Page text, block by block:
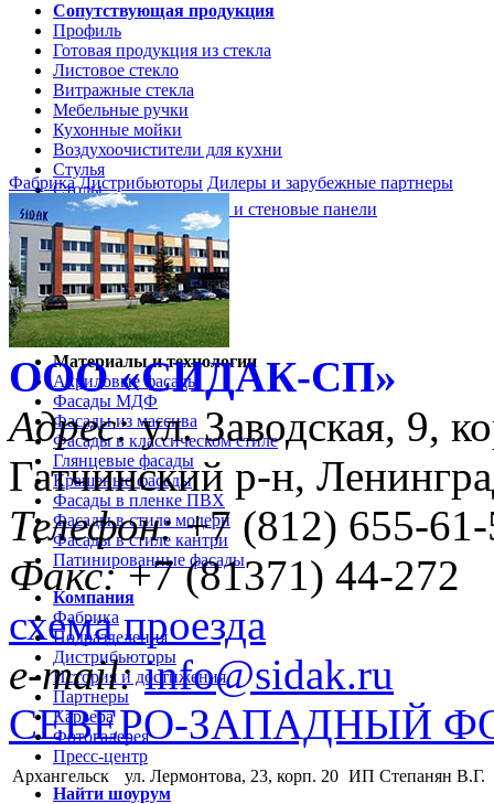
Сопутствующая продукция
Профиль
Готовая продукция из стекла
Листовое стекло
Витражные стекла
Мебельные ручки
Кухонные мойки
Воздухоочистители для кухни
Стулья
Столы
Кухонные столешницы и стеновые панели
Кухни и мебель
Кухни Softline Marine
Кухни Сидак-СП
Гид по декорам
Материалы и технологии
Акриловые фасады
Фасады МДФ
Фасады из массива
Фасады в классическом стиле
Глянцевые фасады
Крашеные фасады
Фасады в пленке ПВХ
Фасады в стиле модерн
Фасады в стиле кантри
Патинированные фасады
Компания
Фабрика
Подразделения
Дистрибьюторы
История и достижения
Партнеры
Карьера
Фотогалерея
Пресс-центр
Найти шоурум
Фабрика Дистрибьюторы Дилеры и зарубежные партнеры
ООО «CИДАК-СП»
Адрес:ул. Заводская, 9,
Гатчинский р-н,
Телефон:+7 (812) 655-
Факс:+7 (81371) 44-272
схема проезда
e-mail: info@sidak.ru
СЕВЕРО-ЗАПАДНЫЙ
Архангельск ул. Лермонтова, 23, корп. 20 ИП Степанян В.Г.